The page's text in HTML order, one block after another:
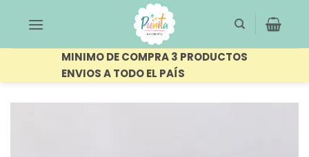
MINIMO DE COMPRA 3 PRODUCTOS
ENVIOS A TODO EL PAÍS